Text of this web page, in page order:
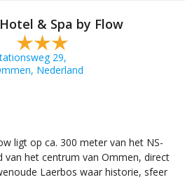
& Spa by Flow
29,
Nederland
ligt op ca. 300 meter van het NS-
het centrum van Ommen, direct
Laerbos waar historie, sfeer